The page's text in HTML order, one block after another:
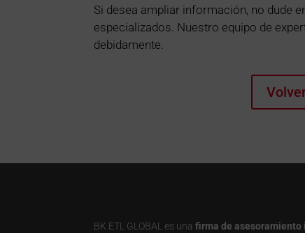
Si desea ampliar información, no dude
especializados. Nuestro equipo de
debidamente.
BK ETL GLOBAL es unafirma de asesoramiento